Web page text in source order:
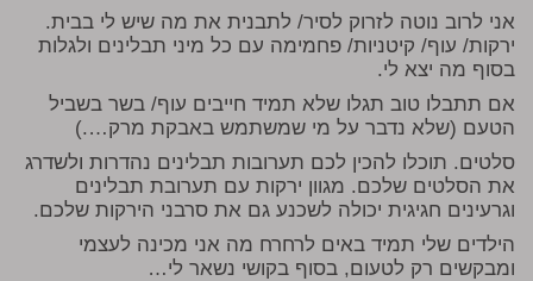
אני לרוב נוטה לזרוק לסיר/ לתבנית את מה שיש לי בבית.
ירקות/ עוף/ קיטניות/ פחמימה עם כל מיני תבלינים ולגלות
בסוף מה יצא לי.
אם תתבלו טוב תגלו שלא תמיד חייבים עוף/ בשר בשביל
הטעם (שלא נדבר על מי שמשתמש באבקת מרק….)
סלטים. תוכלו להכין לכם תערובות תבלינים נהדרות ולשדרג
את הסלטים שלכם. מגוון ירקות עם תערובת תבלינים
וגרעינים חגיגית יכולה לשכנע גם את סרבני הירקות שלכם.
הילדים שלי תמיד באים לרחרח מה אני מכינה לעצמי
ומבקשים רק לטעום, בסוף בקושי נשאר לי…